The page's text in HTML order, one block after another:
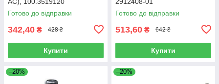
Готово до відправки
342,40 ₴ 428 ₴
Купити
Готово до відправки
513,60 ₴ 642 ₴
Купити
–20% –20%